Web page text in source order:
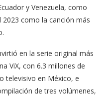
y Venezuela, como
2023 como la canción más
en la serie original más
ViX, con 6.3 millones de
televisivo en México, e
de tres volúmenes,